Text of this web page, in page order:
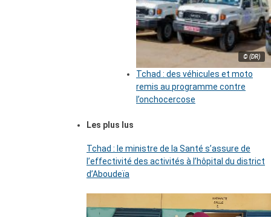
© (DR)
Tchad : des véhicules et moto
remis au programme contre
l’onchocercose
Les plus lus
Tchad : le ministre de la Santé s’assure de
l’effectivité des activités à l’hôpital du district
d’Aboudeïa